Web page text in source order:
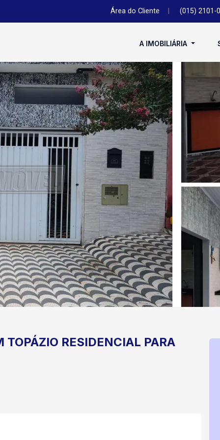
Área do Cliente (015) 2101-
A IMOBILIÁRIA
TOPÁZIO RESIDENCIAL PARA